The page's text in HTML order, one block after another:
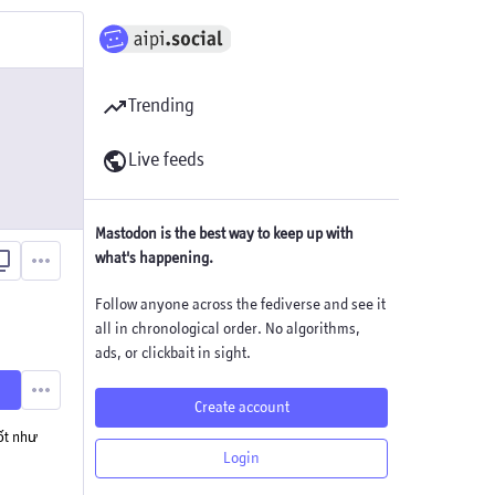
như
Trending
Live feeds
Mastodon is the best way to keep up with
what's happening.
Follow anyone across the fediverse and see it
all in chronological order. No algorithms,
ads, or clickbait in sight.
Create account
Login